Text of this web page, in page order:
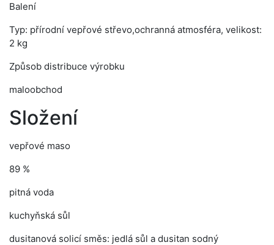
Balení
Typ: přírodní vepřové střevo,ochranná atmosféra, velikost:
2 kg
Způsob distribuce výrobku
maloobchod
Složení
vepřové maso
89 %
pitná voda
kuchyňská sůl
dusitanová solicí směs: jedlá sůl a dusitan sodný